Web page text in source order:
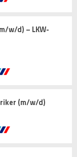
w/d) – LKW-
(m/w/d)